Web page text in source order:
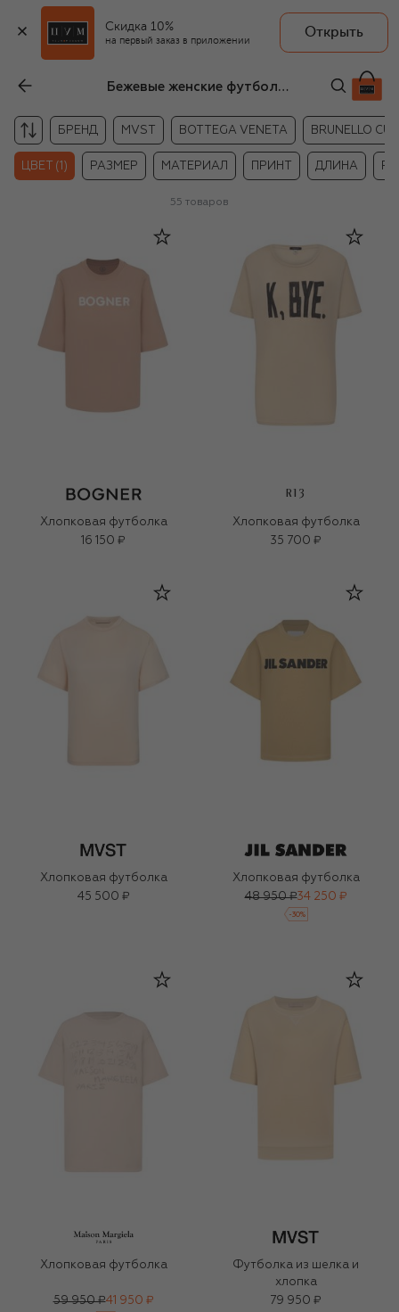
Скидка 10%
на первый заказ в приложении
Открыть
Бежевые женские футболки
БРЕНД MVST BOTTEGA VENETA BRUNELLO
ЦВЕТ (1) РАЗМЕР МАТЕРИАЛ ПРИНТ ДЛИНА
55 товаров
Хлопковая футболка
16 150 ₽
R13
Хлопковая футболка
35 700 ₽
Хлопковая футболка
45 500 ₽
Хлопковая футболка
48 950 ₽34 250 ₽
-30%
Хлопковая футболка
59 950 ₽41 950 ₽
Футболка из шелка и
хлопка
79 950 ₽